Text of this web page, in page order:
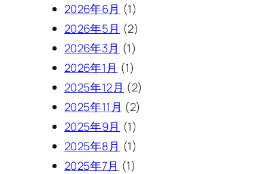
2026年6月 (1)
2026年5月 (2)
2026年3月 (1)
2026年1月 (1)
2025年12月 (2)
2025年11月 (2)
2025年9月 (1)
2025年8月 (1)
2025年7月 (1)